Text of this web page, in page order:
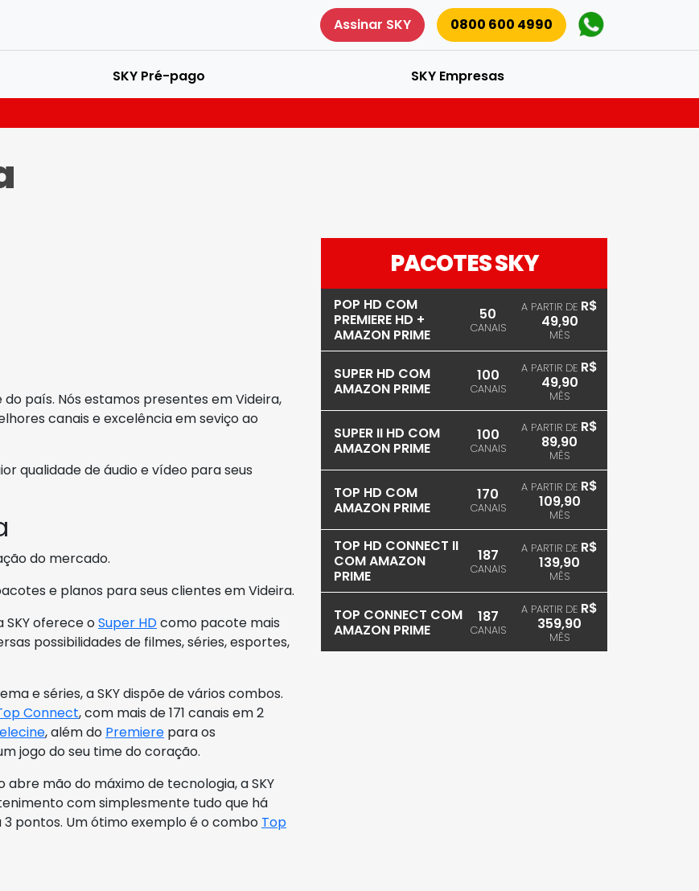
Assinar SKY 0800 600 4990
SKY Pré-pago SKY Empresas
país. Nós estamos presentes em Videira,
canais e excelência em seviço ao
qualidade de áudio e vídeo para seus
do mercado.
e planos para seus clientes em Videira.
SKY oferece oSuper HDcomo pacote mais
possibilidades de filmes, séries, esportes,
e séries, a SKY dispõe de vários combos.
Connect, com mais de 171 canais em 2
, além do Premiere para os
jogo do seu time do coração.
mão do máximo de tecnologia, a SKY
com simplesmente tudo que há
pontos. Um ótimo exemplo é o combo Top
PACOTES SKY
POP HD COM
PREMIERE HD +
AMAZON PRIME
50
CANAIS
A PARTIR DE R$
49,90
MÊS
SUPER HD COM
AMAZON PRIME
100
CANAIS
A PARTIR DE R$
49,90
MÊS
SUPER II HD COM
AMAZON PRIME
100
CANAIS
A PARTIR DE R$
89,90
MÊS
TOP HD COM
AMAZON PRIME
170
CANAIS
A PARTIR DE R$
109,90
MÊS
TOP HD CONNECT II
COM AMAZON
PRIME
187
CANAIS
A PARTIR DE R$
139,90
MÊS
TOP CONNECT COM
AMAZON PRIME
187
CANAIS
A PARTIR DE R$
359,90
MÊS